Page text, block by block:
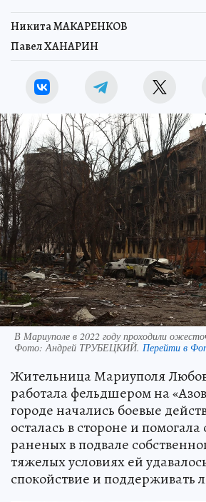
Никита МАКАРЕНКОВ
Павел ХАНАРИН
В Мариуполе в 2022 году проходили
Фото: Андрей ТРУБЕЦКИЙ. Перейти в
Жительница Мариуполя
работала фельдшером на
городе начались боевые
осталась в стороне и помогала
раненых в подвале
тяжелых условиях ей
спокойствие и поддерживать